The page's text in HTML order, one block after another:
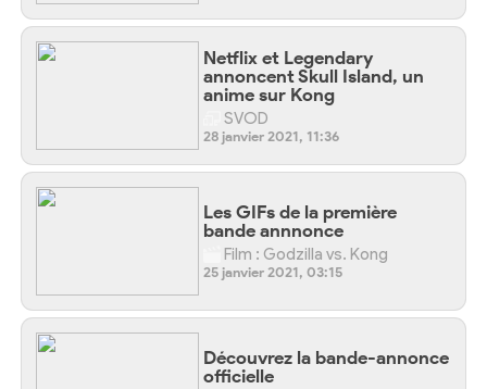
Netflix et Legendary
annoncent Skull Island, un
anime sur Kong
SVOD
28 janvier 2021, 11:36
Les GIFs de la première
bande annnonce
Film : Godzilla vs. Kong
25 janvier 2021, 03:15
Découvrez la bande-annonce
officielle